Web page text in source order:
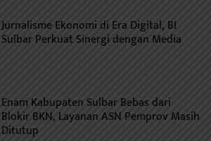
Jurnalisme Ekonomi di Era Digital, BI
Sulbar Perkuat Sinergi dengan Media
Enam Kabupaten Sulbar Bebas dari
Blokir BKN, Layanan ASN Pemprov Masih
Ditutup